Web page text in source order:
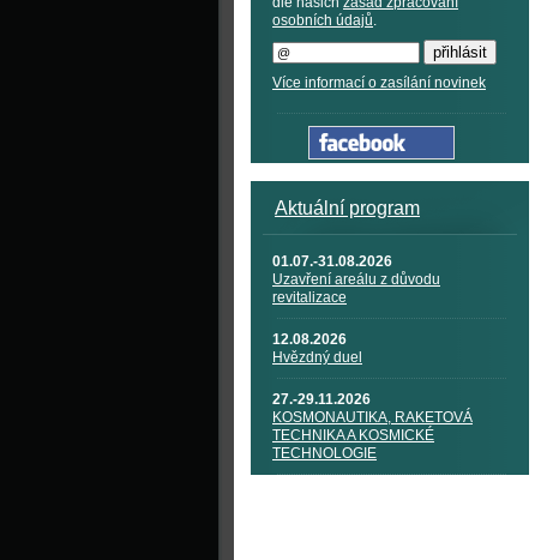
osobních údajů.
Více informací o zasílání novinek
Aktuální program
01.07.-31.08.2026
Uzavření areálu z důvodu
revitalizace
12.08.2026
Hvězdný duel
27.-29.11.2026
KOSMONAUTIKA, RAKETOVÁ
TECHNIKA A KOSMICKÉ
TECHNOLOGIE